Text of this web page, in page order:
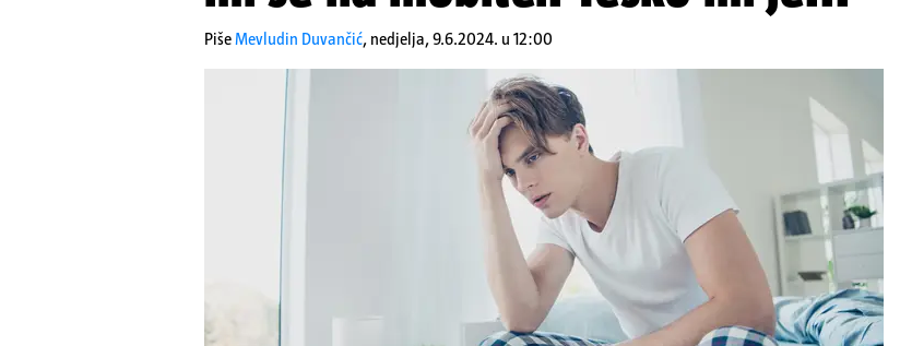
PišeMevludin Duvančić, nedjelja, 9.6.2024. u 12:00